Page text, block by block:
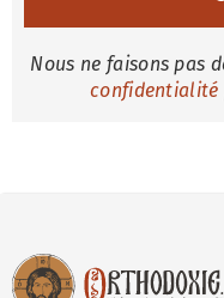
Nous ne faisons pas
confidentialité